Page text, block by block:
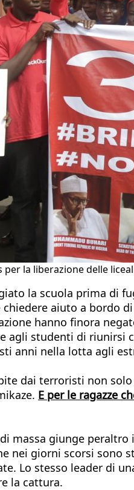
la liberazione delle
la scuola prima di
aiuto a bordo
hanno finora
agli studenti di riunirsi
anni nella lotta agli
dai terroristi non
E per le ragazze
massa giunge
nei giorni scorsi sono
Lo stesso leader di
la cattura.